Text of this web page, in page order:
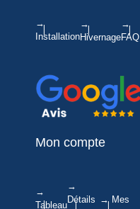
→
Installation
→
Hivernage
→
FAQ
Mon compte
→
Tableau
→
Détails → Mes